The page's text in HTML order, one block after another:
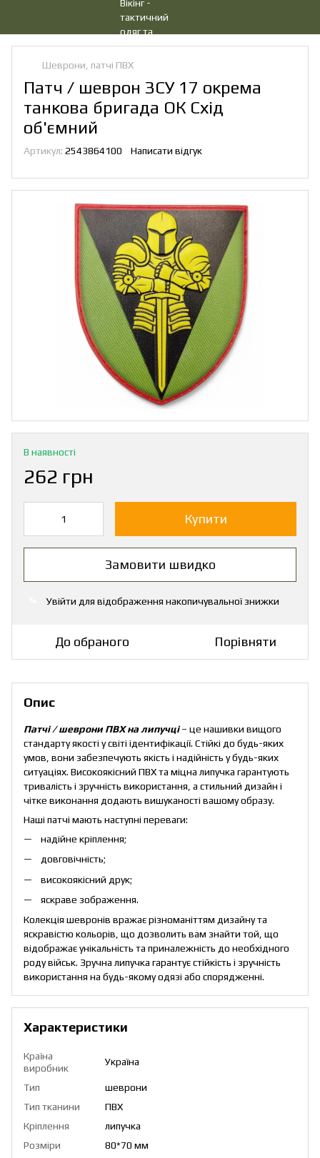
Шеврони, патчі ПВХ
Патч / шеврон ЗСУ 17 окрема
танкова бригада ОК Схід
об'ємний
Артикул: 2543864100 Написати відгук
В наявності
262 грн
Купити
Замовити швидко
Увійти для відображення накопичувальної знижки
До обраного Порівняти
Опис
Патчі / шеврони ПВХ на липучці– це нашивки вищого
стандарту якості у світі ідентифікації. Стійкі до будь-яких
умов, вони забезпечують якість і надійність у будь-яких
ситуаціях. Високоякісний ПВХ та міцна липучка гарантують
тривалість і зручність використання, а стильний дизайн і
чітке виконання додають вишуканості вашому образу.
Наші патчі мають наступні переваги:
надійне кріплення;
довговічність;
високоякісний друк;
яскраве зображення.
Колекція шевронів вражає різноманіттям дизайну та
яскравістю кольорів, що дозволить вам знайти той, що
відображає унікальність та приналежність до необхідного
роду військ. Зручна липучка гарантує стійкість і зручність
використання на будь-якому одязі або спорядженні.
Характеристики
Країна
виробник
Україна
Тип
шеврони
Тип тканини
ПВХ
Кріплення
липучка
Розміри
80*70 мм